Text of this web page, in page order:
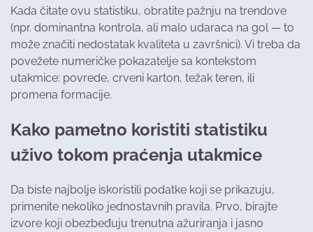
Kada čitate ovu statistiku, obratite pažnju na trendove
(npr. dominantna kontrola, ali malo udaraca na gol — to
može značiti nedostatak kvaliteta u završnici). Vi treba da
povežete numeričke pokazatelje sa kontekstom
utakmice: povrede, crveni karton, težak teren, ili
promena formacije.
Kako pametno koristiti statistiku
uživo tokom praćenja utakmice
Da biste najbolje iskoristili podatke koji se prikazuju,
primenite nekoliko jednostavnih pravila. Prvo, birajte
izvore koji obezbeđuju trenutna ažuriranja i jasno